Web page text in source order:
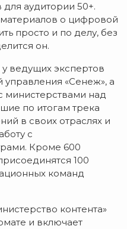
аудитории 50+.
о цифровой
просто и по делу, без
он.
ведущих экспертов
«Сенеж», а
министерствами над
по итогам трека
в своих отраслях и
с
Кроме 600
100
команд
контента»
и включает